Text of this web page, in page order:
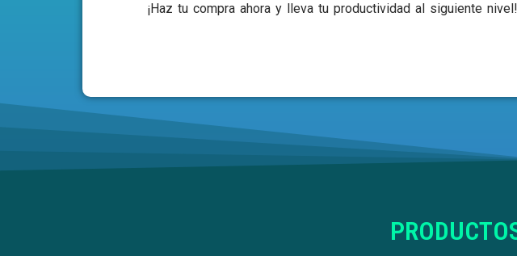
¡Haz tu compra ahora y lleva tu productividad al siguiente nivel!